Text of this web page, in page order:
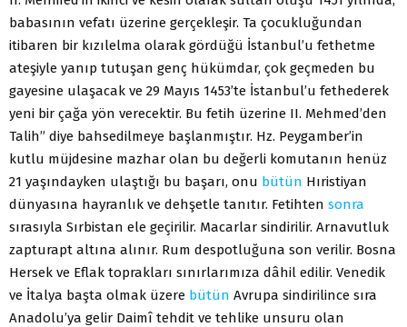
babasının vefatı üzerine gerçekleşir. Ta çocukluğundan
itibaren bir kızılelma olarak gördüğü İstanbul’u fethetme
ateşiyle yanıp tutuşan genç hükümdar, çok geçmeden bu
gayesine ulaşacak ve 29 Mayıs 1453’te İstanbul’u fethederek
yeni bir çağa yön verecektir. Bu fetih üzerine II. Mehmed’den
Talih” diye bahsedilmeye başlanmıştır. Hz. Peygamber’in
kutlu müjdesine mazhar olan bu değerli komutanın henüz
21 yaşındayken ulaştığı bu başarı, onu bütün Hıristiyan
dünyasına hayranlık ve dehşetle tanıtır. Fetihten sonra
sırasıyla Sırbistan ele geçirilir. Macarlar sindirilir. Arnavutluk
zapturapt altına alınır. Rum despotluğuna son verilir. Bosna
Hersek ve Eflak toprakları sınırlarımıza dâhil edilir. Venedik
ve İtalya başta olmak üzere bütün Avrupa sindirilince sıra
Anadolu’ya gelir Daimî tehdit ve tehlike unsuru olan